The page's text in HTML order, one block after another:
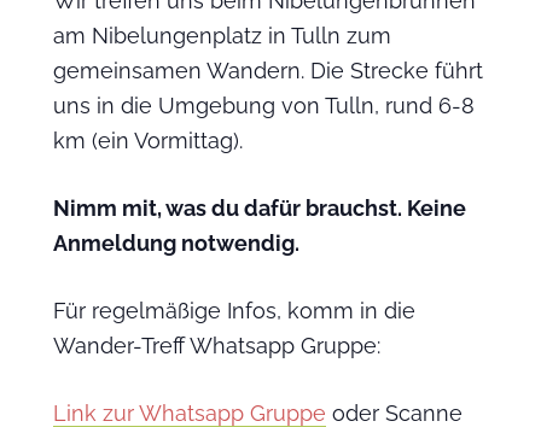
am Nibelungenplatz in Tulln zum
gemeinsamen Wandern. Die Strecke führt
uns in die Umgebung von Tulln, rund 6-8
km (ein Vormittag).
Nimm mit, was du dafür brauchst. Keine
Anmeldung notwendig.
Für regelmäßige Infos, komm in die
Wander-Treff Whatsapp Gruppe:
Link zur Whatsapp Gruppe oder Scanne